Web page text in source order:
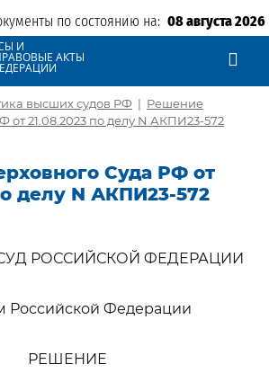
по состоянию на: 08 августа 2026
И
АКТЫ
высших судов РФ | Решение
от 21.08.2023 по делу N АКПИ23-572
Суда РФ от
делу N АКПИ23-572
РОССИЙСКОЙ ФЕДЕРАЦИИ
Российской Федерации
РЕШЕНИЕ